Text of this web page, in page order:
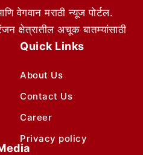
वेगवान मराठी न्यूज पोर्टल.
क्षेत्रातील अचूक बातम्यांसाठी
Quick Links
About Us
Contact Us
Career
Privacy policy